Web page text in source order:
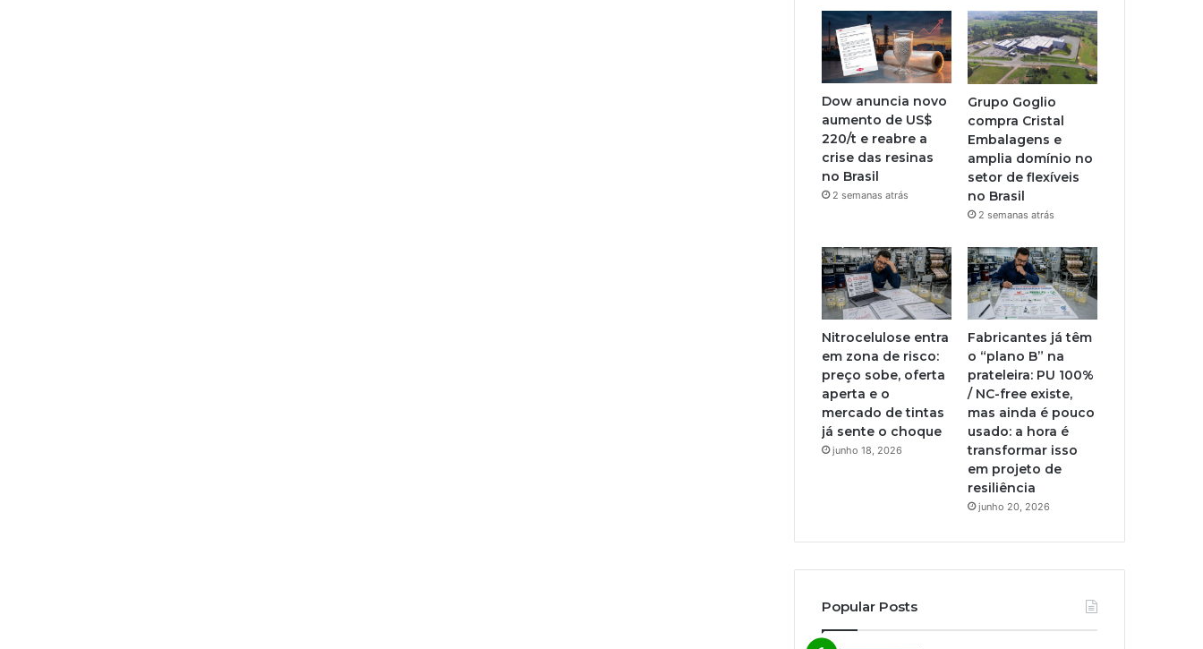
Dow anuncia novo
aumento de US$
220/t e reabre a
crise das resinas
no Brasil
2 semanas atrás
Grupo Goglio
compra Cristal
Embalagens e
amplia domínio no
setor de flexíveis
no Brasil
2 semanas atrás
Nitrocelulose entra
em zona de risco:
preço sobe, oferta
aperta e o
mercado de tintas
já sente o choque
junho 18, 2026
Fabricantes já têm
o “plano B” na
prateleira: PU 100%
/ NC-free existe,
mas ainda é pouco
usado: a hora é
transformar isso
em projeto de
resiliência
junho 20, 2026
Popular Posts